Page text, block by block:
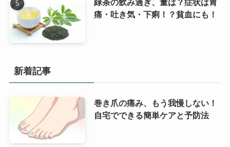
緑茶の飲み過ぎ、量は？症状は胃
痛・吐き気・下痢！？貧血にも！
新着記事
巻き爪の痛み、もう我慢しない！
自宅でできる簡単ケアと予防法